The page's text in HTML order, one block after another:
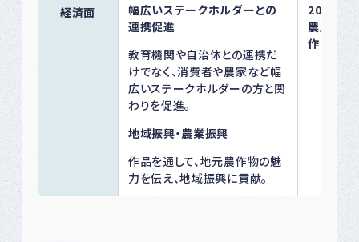
経済面
幅広いステークホルダーとの
連携促進
教育機関や自治体との連携だ
けでなく、消費者や農家など幅
広いステークホルダーの方と関
わりを促進。
地域振興・農業振興
作品を通して、地元農作物の魅
力を伝え、地域振興に貢献。
2030年度
農産物の
作品を5